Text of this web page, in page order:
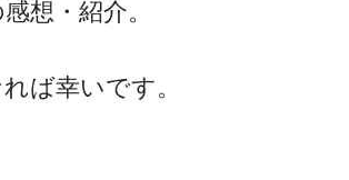
想・紹介。
ば幸いです。